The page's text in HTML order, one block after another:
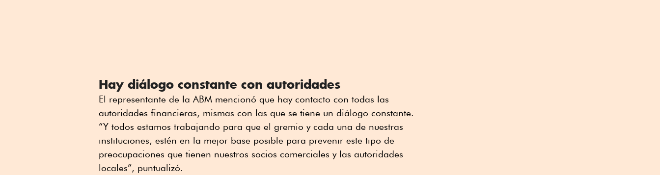
Hay diálogo constante con autoridades
El representante de la ABM mencionó que hay contacto con todas las
autoridades financieras, mismas con las que se tiene un diálogo constante.
“Y todos estamos trabajando para que el gremio y cada una de nuestras
instituciones, estén en la mejor base posible para prevenir este tipo de
preocupaciones que tienen nuestros socios comerciales y las autoridades
locales”, puntualizó.